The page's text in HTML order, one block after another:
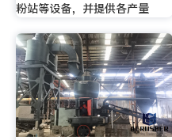
粉站等设备，并提供各产量